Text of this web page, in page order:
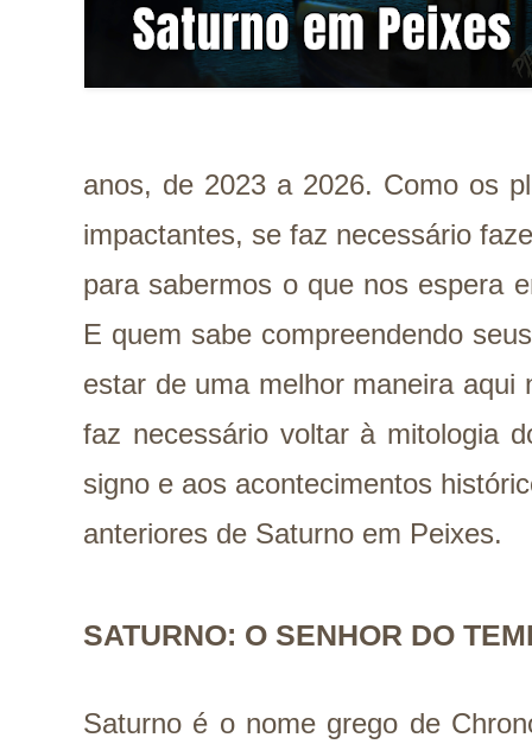
anos, de 2023 a 2026. Como os
impactantes, se faz necessário
para sabermos o que nos espera
E quem sabe compreendendo
estar de uma melhor maneira aqui
faz necessário voltar à mitologia
signo e aos acontecimentos
anteriores de Saturno em Peixes.
SATURNO: O SENHOR DO
Saturno é o nome grego de